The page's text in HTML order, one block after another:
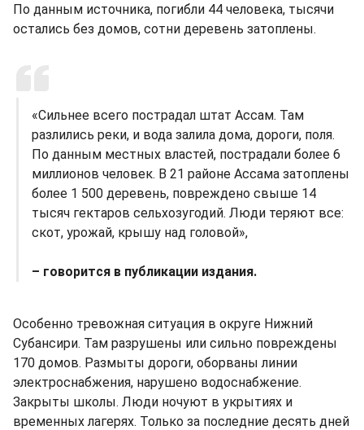
По данным источника, погибли 44 человека, тысячи
остались без домов, сотни деревень затоплены.
«Сильнее всего пострадал штат Ассам. Там
разлились реки, и вода залила дома, дороги, поля.
По данным местных властей, пострадали более 6
миллионов человек. В 21 районе Ассама затоплены
более 1 500 деревень, повреждено свыше 14
тысяч гектаров сельхозугодий. Люди теряют все:
скот, урожай, крышу над головой»,
– говорится в публикации издания.
Особенно тревожная ситуация в округе Нижний
Субансири. Там разрушены или сильно повреждены
170 домов. Размыты дороги, оборваны линии
электроснабжения, нарушено водоснабжение.
Закрыты школы. Люди ночуют в укрытиях и
временных лагерях. Только за последние десять дней